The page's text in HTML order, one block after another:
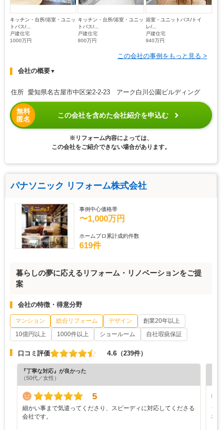
キッチン・台所/浴室・ユニッ
トバス/...
戸建住宅
1000万円
キッチン・台所/浴室・ユニッ
トバス/...
戸建住宅
800万円
浴室・ユニットバス/トイ
レ/...
戸建住宅
940万円
この会社の事例をもっと見る >
会社の概要▼
住所 愛知県名古屋市中区栄2-2-23 アーク白川公園ビルディング
無料
匿名
この会社を含めた会社紹介を申込む
※リフォーム内容によっては、
この会社をご紹介できない場合があります。
パナソニック リフォーム株式会社
事例中心価格帯
〜1,000万円
ホームプロ累計成約件数
619件
暮らしの夢に応えるリフォーム・リノベーションをご提
案
会社の特徴・得意分野
マンション 総合リフォーム デザイン
創業20年以上
10億円以上
1000件以上 ショールーム 自社瑕疵保証
口コミ評価 4.6 （239件）
『丁寧な対応』が良かった
（50代／女性）
5
細かい事まで気遣ってくださり、スピーディに対応してくださる
会社です。
シ
な